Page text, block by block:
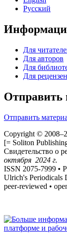
Русский
Для
Для авторов
Для
Для
Отправить
Отправить
Copyright ©
[= Soliton
Свидетельство о
октября 2024 г.
ISSN 2075-7999 •
Ulrich's Periodicals
peer-reviewed •